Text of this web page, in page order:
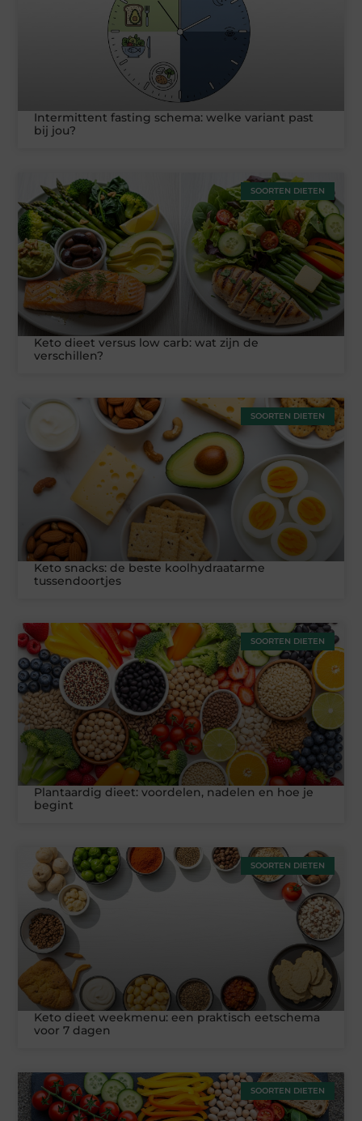
Intermittent fasting schema: welke variant past
bij jou?
SOORTEN DIETEN
Keto dieet versus low carb: wat zijn de
verschillen?
SOORTEN DIETEN
Keto snacks: de beste koolhydraatarme
tussendoortjes
SOORTEN DIETEN
Plantaardig dieet: voordelen, nadelen en hoe je
begint
SOORTEN DIETEN
Keto dieet weekmenu: een praktisch eetschema
voor 7 dagen
SOORTEN DIETEN